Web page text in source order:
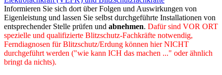
Informieren Sie sich dort über Folgen und Auswirkungen von
Eigenleistung und lassen Sie selbst durchgeführte Installationen von
entsprechender Stelle prüfen und abnehmen. Dafür sind VOR ORT
spezielle und qualifizierte Blitzschutz-Fachkräfte notwendig,
Ferndiagnosen für Blitzschutz/Erdung können hier NICHT
durchgeführt werden ("wie kann ICH das machen ..." oder ähnlich
bringt da nichts).